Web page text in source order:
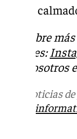
viento
Descubre
sociales:
con nosotros
Más noticias de